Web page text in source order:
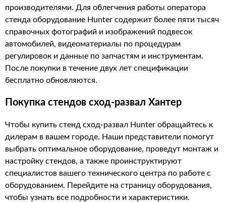
производителями. Для облегчения работы оператора
стенда оборудование Hunter содержит более пяти тысяч
справочных фотографий и изображений подвесок
автомобилей, видеоматериалы по процедурам
регулировок и данные по запчастям и инструментам.
После покупки в течение двух лет спецификации
бесплатно обновляются.
Покупка стендов сход-развал Хантер
Чтобы купить стенд сход-развал Hunter обращайтесь к
дилерам в вашем городе. Наши представители помогут
выбрать оптимальное оборудование, проведут монтаж и
настройку стендов, а также проинструктируют
специалистов вашего технического центра по работе с
оборудованием. Перейдите на страницу оборудования,
чтобы узнать все подробности и характеристики.